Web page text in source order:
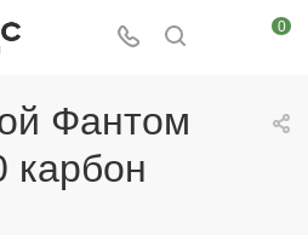
0
Фантом
карбон